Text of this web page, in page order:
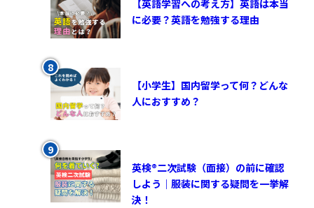
【英語学習への考え方】英語は本当
に必要？英語を勉強する理由
【小学生】国内留学って何？どんな
人におすすめ？
英検®︎二次試験（面接）の前に確認
しよう｜服装に関する疑問を一挙解
決！